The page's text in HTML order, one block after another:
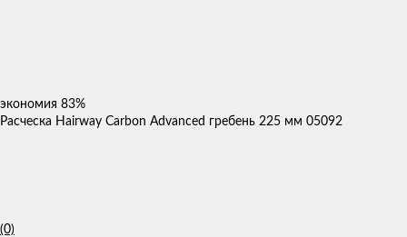
экономия 83%
Расческа Hairway Carbon Advanced гребень 225 мм 05092
(0)